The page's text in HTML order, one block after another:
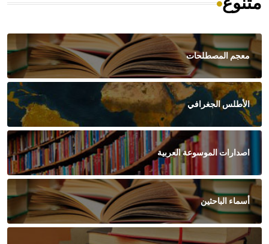
معجم المصطلحات
الأطلس الجغرافي
اصدارات الموسوعة العربية
أسماء الباحثين